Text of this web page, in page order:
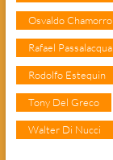
Osvaldo Chamorro
Rafael
Rodolfo Estequin
Tony Del Greco
Walter Di Nucci